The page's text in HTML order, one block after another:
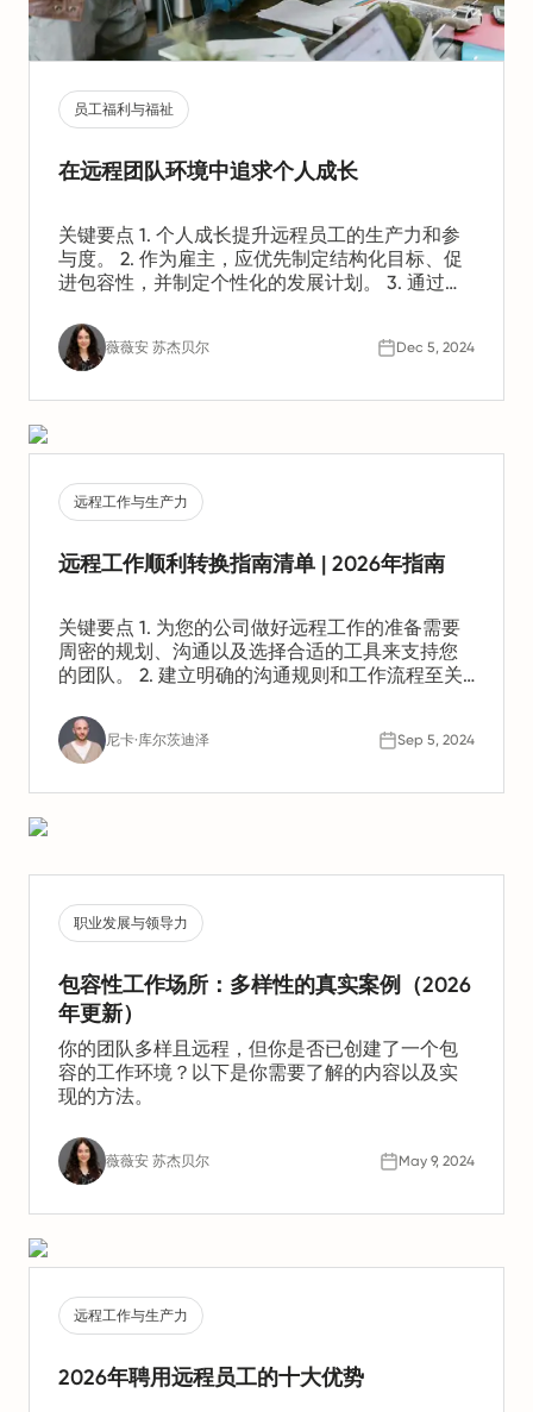
员工福利与福祉
在远程团队环境中追求个人成长
关键要点 1. 个人成长提升远程员工的生产力和参
与度。 2. 作为雇主，应优先制定结构化目标、促
进包容性，并制定个性化的发展计划。 3. 通过技
实现。
薇薇安 苏杰贝尔 Dec 5, 2024
远程工作与生产力
远程工作顺利转换指南清单 | 2026年指南
关键要点 1. 为您的公司做好远程工作的准备需要
周密的规划、沟通以及选择合适的工具来支持您
的团队。 2. 建立明确的沟通规则和工作流程至关
致。 3. 关心员工的身心健康也同样重要。您应当
应对诸如孤立感和倦怠等潜在挑战。
尼卡·库尔茨迪泽 Sep 5, 2024
职业发展与领导力
包容性工作场所：多样性的真实案例（2026
年更新）
你的团队多样且远程，但你是否已创建了一个包
容的工作环境？以下是你需要了解的内容以及实
现的方法。
薇薇安 苏杰贝尔 May 9, 2024
远程工作与生产力
2026年聘用远程员工的十大优势